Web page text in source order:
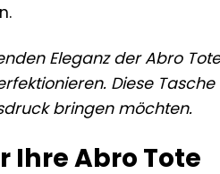
Eleganz der Abro
Diese
bringen möchten.
Ihre Abro Tote